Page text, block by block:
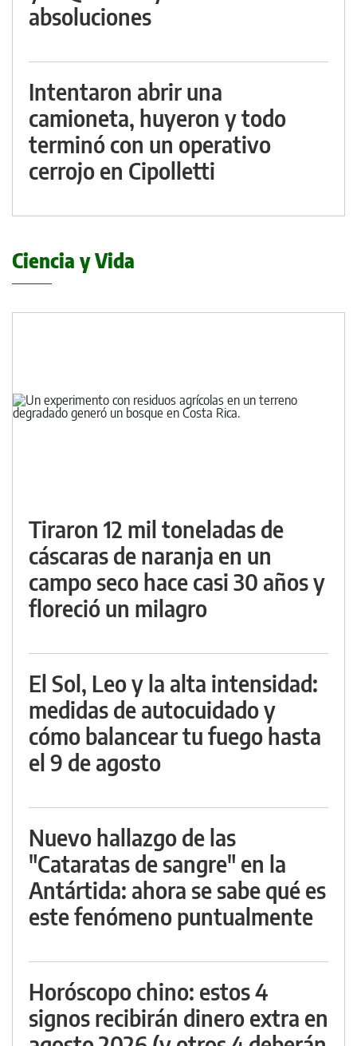
absoluciones
Intentaron abrir una
camioneta, huyeron y todo
terminó con un operativo
cerrojo en Cipolletti
Ciencia y Vida
Tiraron 12 mil toneladas de
cáscaras de naranja en un
campo seco hace casi 30 años y
floreció un milagro
El Sol, Leo y la alta intensidad:
medidas de autocuidado y
cómo balancear tu fuego hasta
el 9 de agosto
Nuevo hallazgo de las
"Cataratas de sangre" en la
Antártida: ahora se sabe qué es
este fenómeno puntualmente
Horóscopo chino: estos 4
signos recibirán dinero extra en